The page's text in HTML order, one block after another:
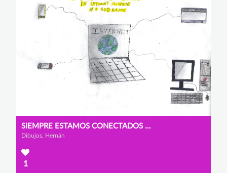
SIEMPRE ESTAMOS CONECTADOS SI ESTAMOS EN INTERNET ... AUNQUE NO QUERAMOS
Dibujos, Hernán
1